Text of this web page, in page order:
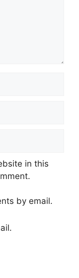
in this
by email.